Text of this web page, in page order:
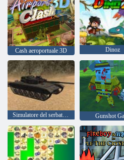
Cash aeroportuale 3D Dinoz
Simulatore del serbatoio Gunshot